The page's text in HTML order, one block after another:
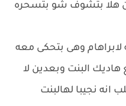
هلا بتشوف شو بتسحره
لابراهام وهى بتحكى معه
البنت وبعدين لا
انه نجيبا لهالبنت